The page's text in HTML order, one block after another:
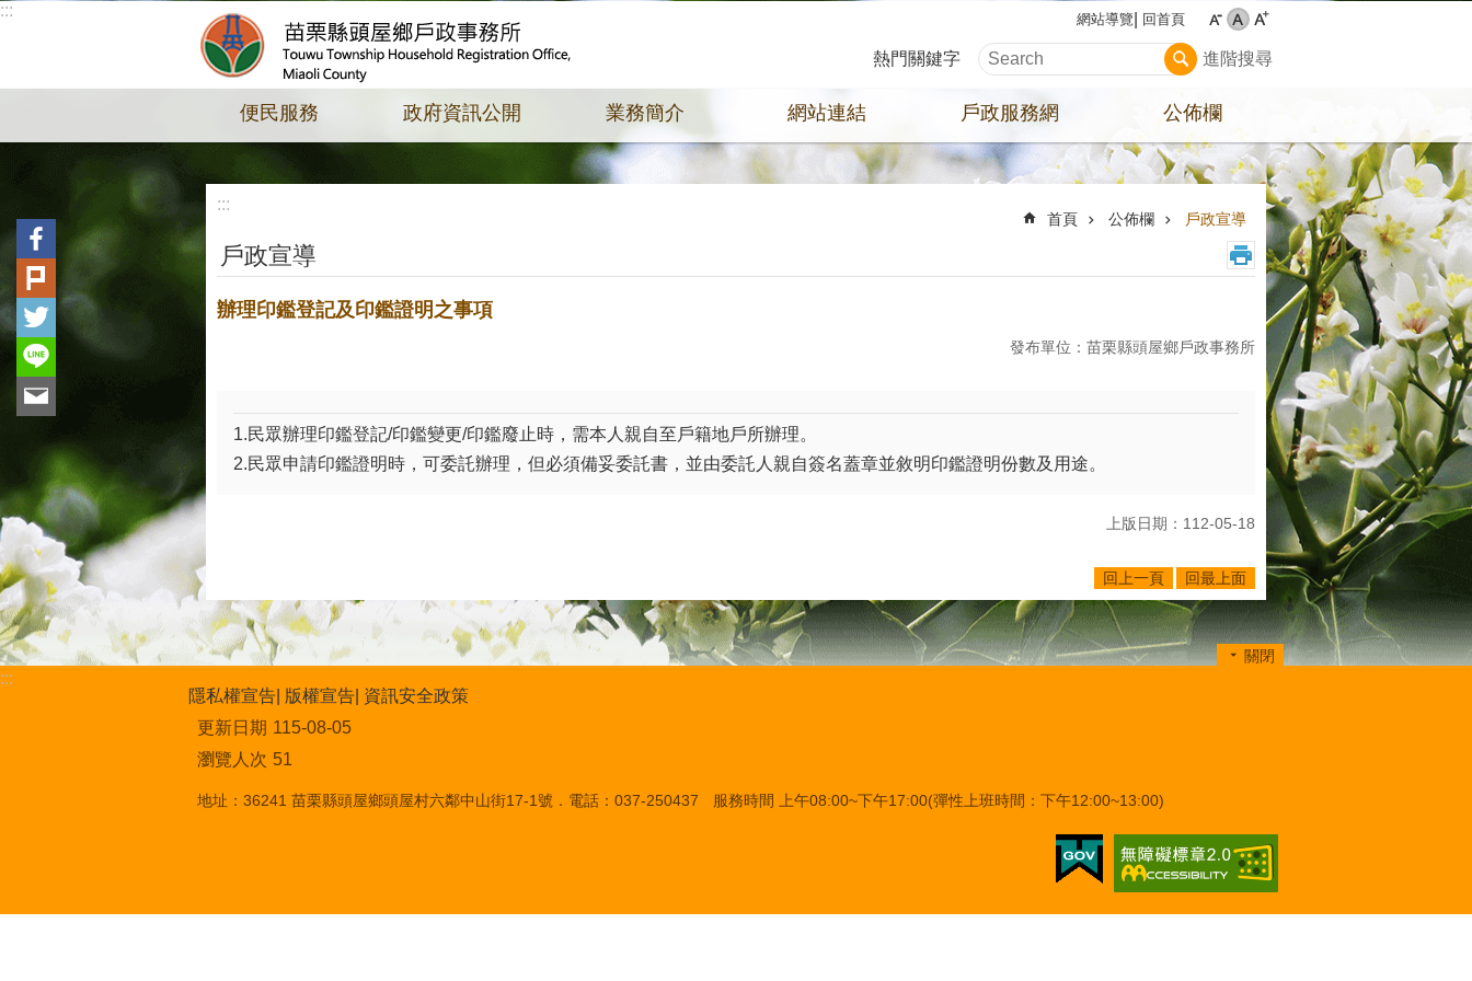
跳到主要內容區塊
::: 網站導覽 回首頁
熱門關鍵字 進階搜尋
便民服務 政府資訊公開 業務簡介 網站連結 戶政服務網 公佈欄
:::
首頁 公佈欄 戶政宣導
戶政宣導
辦理印鑑登記及印鑑證明之事項
發布單位：苗栗縣頭屋鄉戶政事務所
1.民眾辦理印鑑登記/印鑑變更/印鑑廢止時，需本人親自至戶籍地戶所辦理。
2.民眾申請印鑑證明時，可委託辦理，但必須備妥委託書，並由委託人親自簽名蓋章並敘明印鑑證明份數及用途。
上版日期：112-05-18
回上一頁 回最上面
關閉
:::
隱私權宣告 版權宣告 資訊安全政策
更新日期 115-08-05
瀏覽人次 51
地址：36241 苗栗縣頭屋鄉頭屋村六鄰中山街17-1號．電話：037-250437 服務時間 上午08:00~下午17:00(彈性上班時間：下午12:00~13:00)